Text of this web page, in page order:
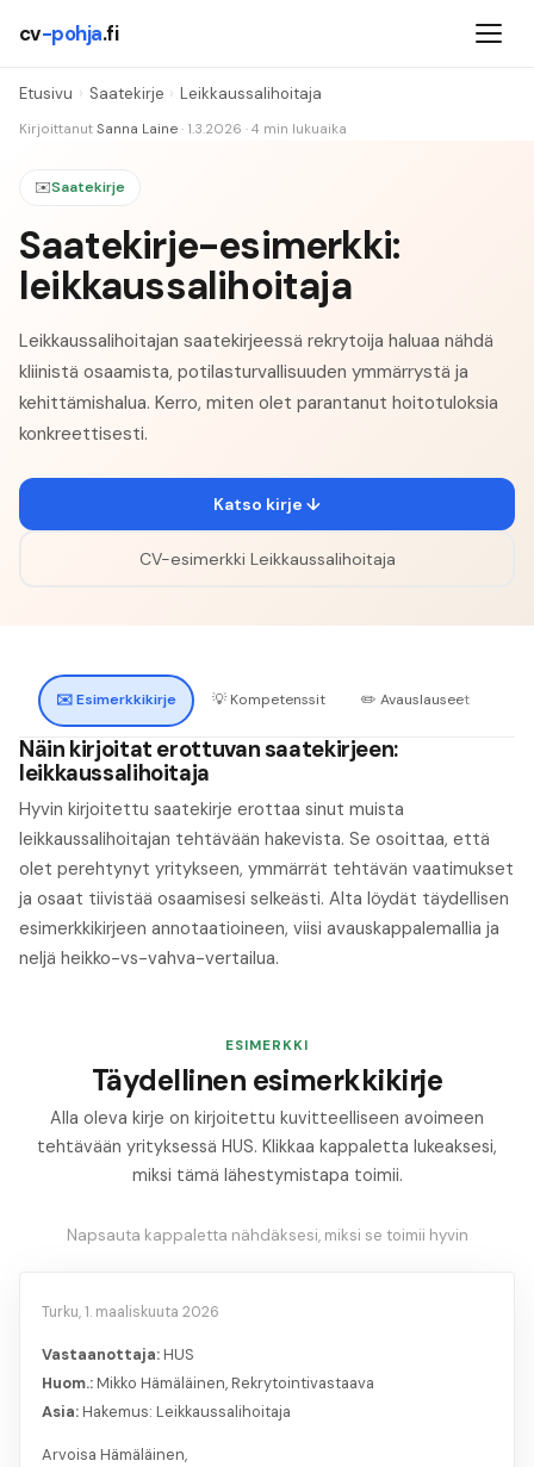
cv-pohja.fi
Etusivu › Saatekirje › Leikkaussalihoitaja
Kirjoittanut Sanna Laine · 1.3.2026 · 4 min lukuaika
✉️Saatekirje
Saatekirje-esimerkki:
leikkaussalihoitaja
Leikkaussalihoitajan saatekirjeessä rekrytoija haluaa nähdä
kliinistä osaamista, potilasturvallisuuden ymmärrystä ja
kehittämishalua. Kerro, miten olet parantanut hoitotuloksia
konkreettisesti.
Katso kirje ↓
CV-esimerkki Leikkaussalihoitaja
✉️Esimerkkikirje 💡 Kompetenssit ✏️ Avauslauseet
Näin kirjoitat erottuvan saatekirjeen:
leikkaussalihoitaja
Hyvin kirjoitettu saatekirje erottaa sinut muista
leikkaussalihoitajan tehtävään hakevista. Se osoittaa, että
olet perehtynyt yritykseen, ymmärrät tehtävän vaatimukset
ja osaat tiivistää osaamisesi selkeästi. Alta löydät täydellisen
esimerkkikirjeen annotaatioineen, viisi avauskappalemallia ja
neljä heikko-vs-vahva-vertailua.
ESIMERKKI
Täydellinen esimerkkikirje
Alla oleva kirje on kirjoitettu kuvitteelliseen avoimeen
tehtävään yrityksessä HUS. Klikkaa kappaletta lukeaksesi,
miksi tämä lähestymistapa toimii.
Napsauta kappaletta nähdäksesi, miksi se toimii hyvin
Turku, 1. maaliskuuta 2026
Vastaanottaja: HUS
Huom.: Mikko Hämäläinen, Rekrytointivastaava
Asia: Hakemus: Leikkaussalihoitaja
Arvoisa Hämäläinen,